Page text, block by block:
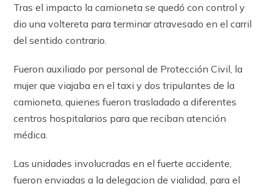
Tras el impacto la camioneta se quedó con control y
dio una voltereta para terminar atravesado en el carril
del sentido contrario.
Fueron auxiliado por personal de Protección Civil, la
mujer que viajaba en el taxi y dos tripulantes de la
camioneta, quienes fueron trasladado a diferentes
centros hospitalarios para que reciban atención
médica.
Las unidades involucradas en el fuerte accidente,
fueron enviadas a la delegacion de vialidad, para el